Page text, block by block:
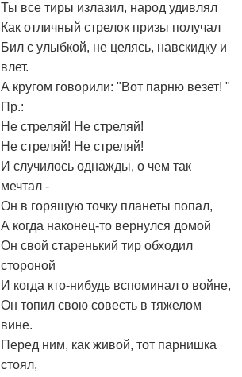
Ты все тиры излазил, народ удивлял
Как отличный стрелок призы получал
Бил с улыбкой, не целясь, навскидку и
влет.
А кругом говорили: "Вот парню везет! "
Пр.:
Не стреляй! Не стреляй!
Не стреляй! Не стреляй!
И случилось однажды, о чем так
мечтал -
Он в горящую точку планеты попал,
А когда наконец-то вернулся домой
Он свой старенький тир обходил
стороной
И когда кто-нибудь вспоминал о войне,
Он топил свою совесть в тяжелом
вине.
Перед ним, как живой, тот парнишка
стоял,